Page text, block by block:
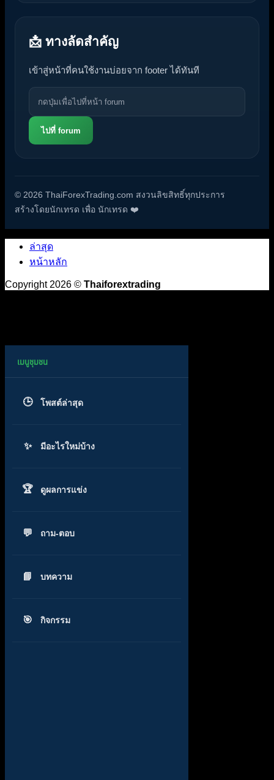
📩 ทางลัดสำคัญ
เข้าสู่หน้าที่คนใช้งานบ่อยจาก footer ได้ทันที
ไปที่ forum
© 2026 ThaiForexTrading.com สงวนลิขสิทธิ์ทุกประการ
สร้างโดยนักเทรด เพื่อ นักเทรด ❤️
ล่าสุด
หน้าหลัก
Copyright 2026 © Thaiforextrading
โพสต์ล่าสุด
มีอะไรใหม่บ้าง
ดูผลการแข่ง
ถาม-ตอบ
บทความ
กิจกรรม